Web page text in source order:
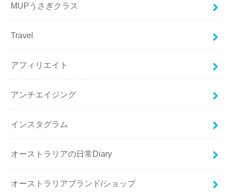
MUPうさぎクラス
Travel
アフィリエイト
アンチエイジング
インスタグラム
オーストラリアの日常Diary
オーストラリアブランド/ショップ